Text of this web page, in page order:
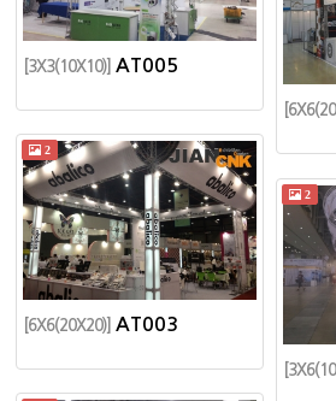
[3X3(10X10)] AT005
2
[6X6(20X20)] AT003
2